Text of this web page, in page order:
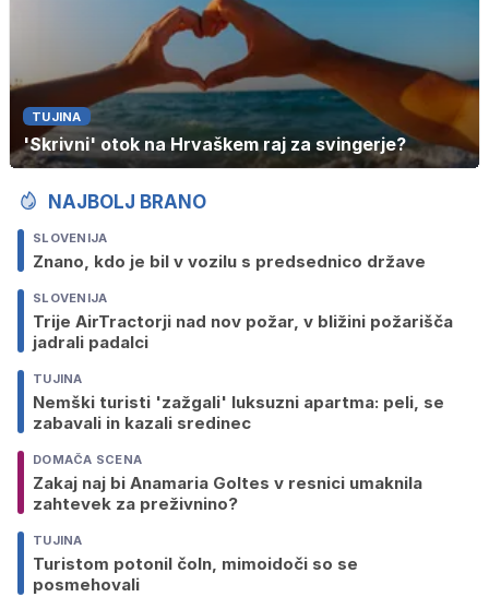
TUJINA
'Skrivni' otok na Hrvaškem raj za svingerje?
NAJBOLJ BRANO
SLOVENIJA
Znano, kdo je bil v vozilu s predsednico države
SLOVENIJA
Trije AirTractorji nad nov požar, v bližini požarišča
jadrali padalci
TUJINA
Nemški turisti 'zažgali' luksuzni apartma: peli, se
zabavali in kazali sredinec
DOMAČA SCENA
Zakaj naj bi Anamaria Goltes v resnici umaknila
zahtevek za preživnino?
TUJINA
Turistom potonil čoln, mimoidoči so se
posmehovali